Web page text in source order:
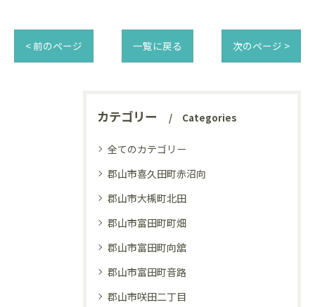
< 前のページ 一覧に戻る 次のページ >
カテゴリー Categories
全てのカテゴリー
郡山市喜久田町赤沼向
郡山市大槻町北田
郡山市富田町町畑
郡山市富田町向舘
郡山市富田町音路
郡山市咲田二丁目